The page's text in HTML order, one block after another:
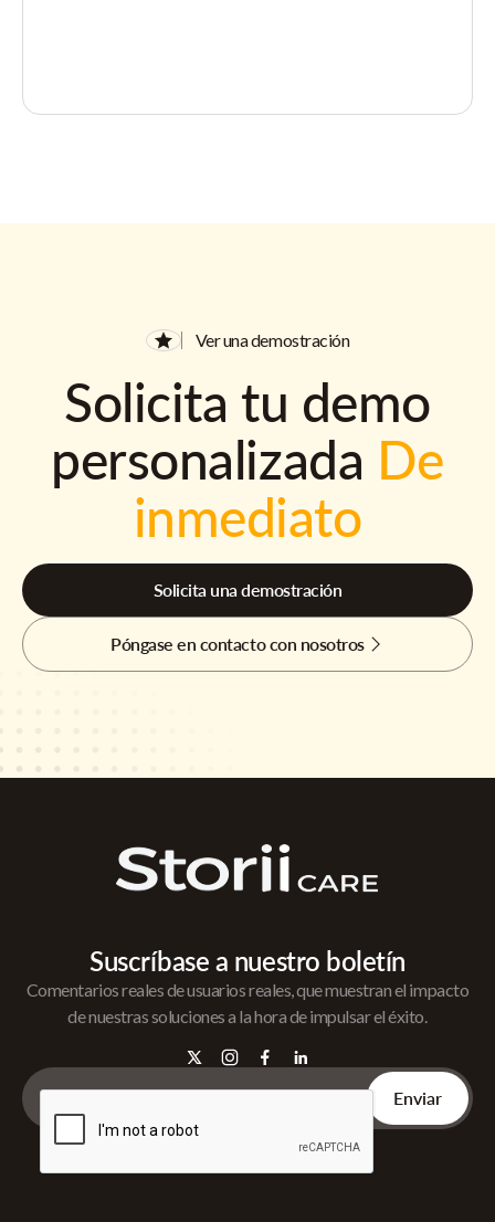
Ver una demostración
Solicita tu demo
personalizada De
inmediato
Solicita una demostración
Póngase en contacto con nosotros
Suscríbase a nuestro boletín
Comentarios reales de usuarios reales, que muestran el impacto
de nuestras soluciones a la hora de impulsar el éxito.